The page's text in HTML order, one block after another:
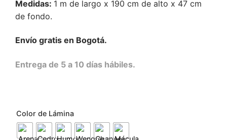
Medidas: 1 m de largo x 190 cm de alto x 47 cm
de fondo.
Envío gratis en Bogotá.
Entrega de 5 a 10 días hábiles.
Color de Lámina